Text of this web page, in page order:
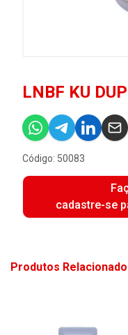
LNBF KU
Código: 50083
cadastre-se
Produtos